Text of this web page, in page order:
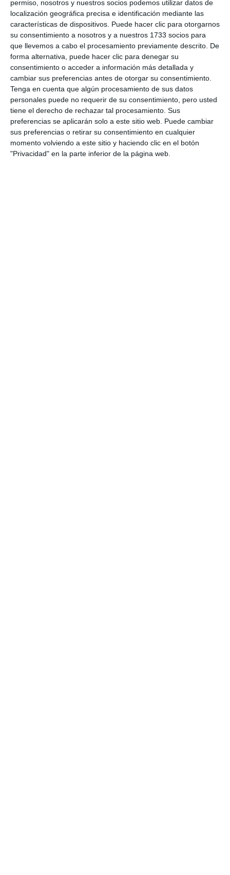
permiso, nosotros y nuestros socios podemos utilizar datos de
localización geográfica precisa e identificación mediante las
características de dispositivos. Puede hacer clic para otorgarnos
su consentimiento a nosotros y a nuestros 1733 socios para
que llevemos a cabo el procesamiento previamente descrito. De
forma alternativa, puede hacer clic para denegar su
consentimiento o acceder a información más detallada y
cambiar sus preferencias antes de otorgar su consentimiento.
Tenga en cuenta que algún procesamiento de sus datos
personales puede no requerir de su consentimiento, pero usted
tiene el derecho de rechazar tal procesamiento. Sus
preferencias se aplicarán solo a este sitio web. Puede cambiar
sus preferencias o retirar su consentimiento en cualquier
momento volviendo a este sitio y haciendo clic en el botón
"Privacidad" en la parte inferior de la página web.
Cartel promocional del evento. PRENSA AYUNTAMIENTO
MIJAS
Comparte esta noticia desde el siguiente enlace:
https://mijascom.com/?a=38733